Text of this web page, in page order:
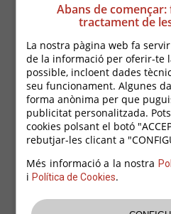
Estètica i Higiene
Formació i Ocupació
Hostaleria
Indústria i Distribució
Informàtica i Comunicació
Instal.lacions i
Moda i Complements
Oci
Activitats Educatives
Altres Activitats
Bugan tradició
Giroguies
Sanseart
Abans de
tractament de
La nostra pàgina web fa
de la informació per oferir-te
possible, incloent dades
seu funcionament. Algunes
forma anònima per que
publicitat personalitzada.
cookies polsant el botó
rebutjar-les clicant a
Més informació a la nostra
iPolítica de Cookies.